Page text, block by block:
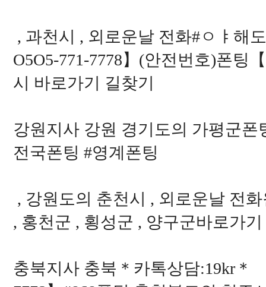
, 과천시 , 외로운날 전화#ㅇㅑ해
O5O5-771-7778】(안전번호)폰팅
시 바로가기 길찾기
강원지사 강원 경기도의 가평군
전국폰팅 #영계폰팅
, 강원도의 춘천시 , 외로운날 전
, 홍천군 , 횡성군 , 양구군바로가
충북지사 충북＊카톡상담:19kr＊